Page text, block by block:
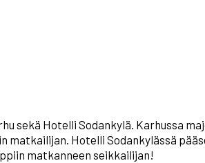
sekä Hotelli Sodankylä. Karhussa
matkailijan. Hotelli Sodankylässä
matkanneen seikkailijan!